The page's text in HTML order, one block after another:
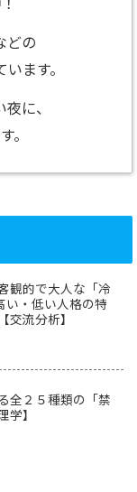
どの
ます。
に、
。
観的で大人な「冷
い・低い人格の特
交流分析】
全２５種類の「禁
学】